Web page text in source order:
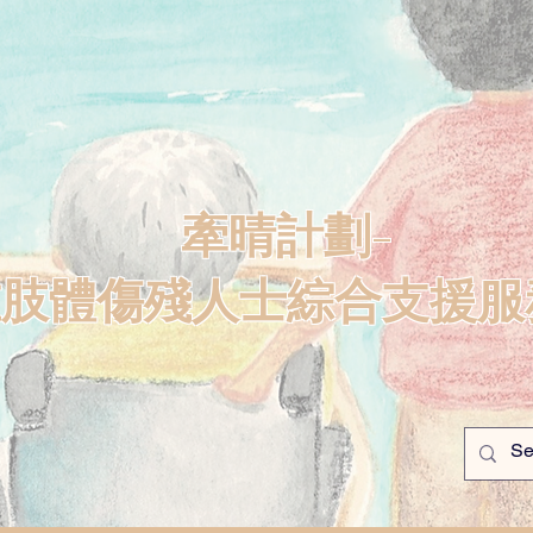
牽晴計劃-
體傷殘人士綜合支援